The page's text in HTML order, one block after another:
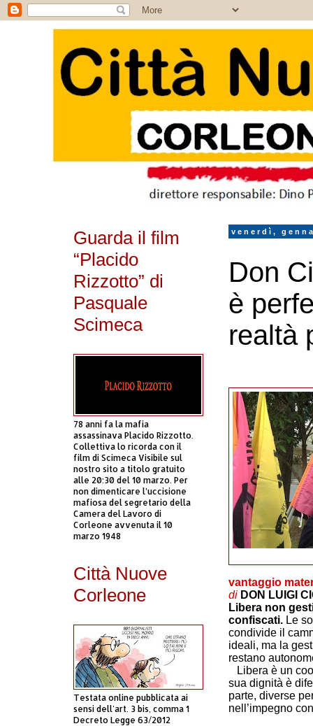
venerdì,
Don
è
realtà
vantaggio
di DON LUIGI
Libera non
confiscati. Le
condivide il
ideali, ma la
restano
Libera è un
sua dignità è
parte, diverse
nell’impegno
Guarda il film
“Placido
Rizzotto” di
Pasquale
Scimeca
78 anni fa la mafia
assassinava Placido Rizzotto.
Collettiva lo ricorda con il
film di Scimeca Visibile sul
nostro sito a titolo gratuito
alle 20:30 del 10 marzo. Per
non dimenticare l’uccisione
mafiosa del segretario della
Camera del Lavoro di
Corleone avvenuta il 10
marzo 1948
Città Nuove
Corleone
Testata online pubblicata ai
sensi dell'art. 3 bis, comma 1
Decreto Legge 63/2012